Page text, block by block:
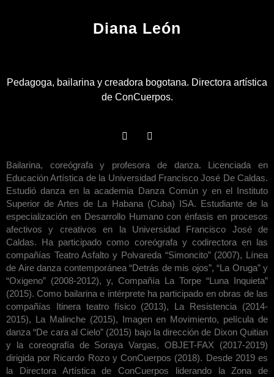
Diana León
Pedagoga, bailarina y creadora bogotana. Directora artística
de ConCuerpos.
Bailarina, coreógrafa y profesora de danza. Licenciada en
Educación Artística de la Universidad Francisco José De Caldas.
Estudió danza en la academia Danza Común y en el Instituto
Superior de Artes de La Habana (Cuba) ISA. Estudiante de la
especialización en Desarrollo Humano con énfasis en procesos
afectivos y creativos en la Universidad Francisco José de
Caldas. Ha participado como coreógrafa y codirectora en las
compañías Teatro Asfalto y Polvareda “Simoncito” (2007), Línea
de Aire danza contemporánea “Detrás de mis ojos”, “La Oruga” y
“Oxigeno” (2008-2012), y, Compañía La Torpe “Luna Inquieta”
(2015). Como bailarina e intérprete ha participado en obras de las
compañías Itinera teatro físico (2013), La Resistencia (2014-
2015), La Malinche (2015), Imagen en Movimiento, película de
danza “De cara al Cielo” (2015) bajo la dirección de Dixon Quitian
y la coreografía de Soraya Vargas, OBJET-FAX (2017-2019)
dirigida por Ricardo Rozo y ConCuerpos (2018). Desde 2019 es
la Directora Artística de ConCuerpos liderando la Zona de